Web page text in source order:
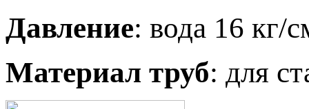
Давление: вода 16 кг/
Материал труб: для